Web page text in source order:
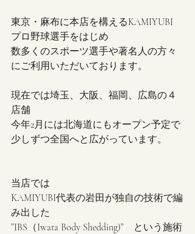
東京・麻布に本店を構えるKAMIYUBI
プロ野球選手をはじめ
数多くのスポーツ選手や著名人の方々
にご利用いただいております。
現在では埼玉、大阪、福岡、広島の４
店舗
今年2月には北海道にもオープン予定で
少しずつ全国へと広がっています。
当店では
KAMIYUBI代表の岩田が独自の技術で編
み出した
”IBS（Iwata Body Shedding)”　という施術